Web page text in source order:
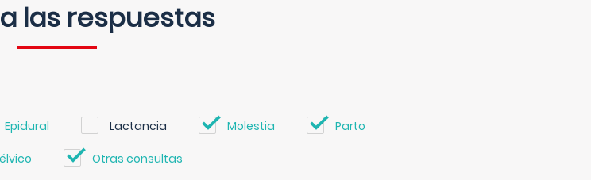
las respuestas
Epidural Lactancia Molestia Parto
Otras consultas